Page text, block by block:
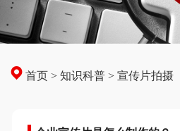
首页 >知识科普 >宣传片拍摄